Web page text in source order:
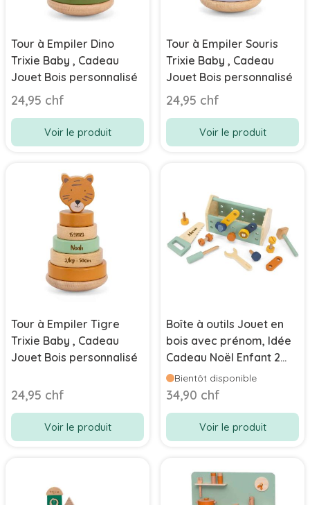
Tour à Empiler Dino
Trixie Baby , Cadeau
Jouet Bois personnalisé
24,95 chf
Voir le produit
Tour à Empiler Souris
Trixie Baby , Cadeau
Jouet Bois personnalisé
24,95 chf
Voir le produit
Tour à Empiler Tigre
Trixie Baby , Cadeau
Jouet Bois personnalisé
24,95 chf
Voir le produit
Boîte à outils Jouet en
bois avec prénom, Idée
Cadeau Noël Enfant 2
ansBientôt disponible
34,90 chf
Voir le produit